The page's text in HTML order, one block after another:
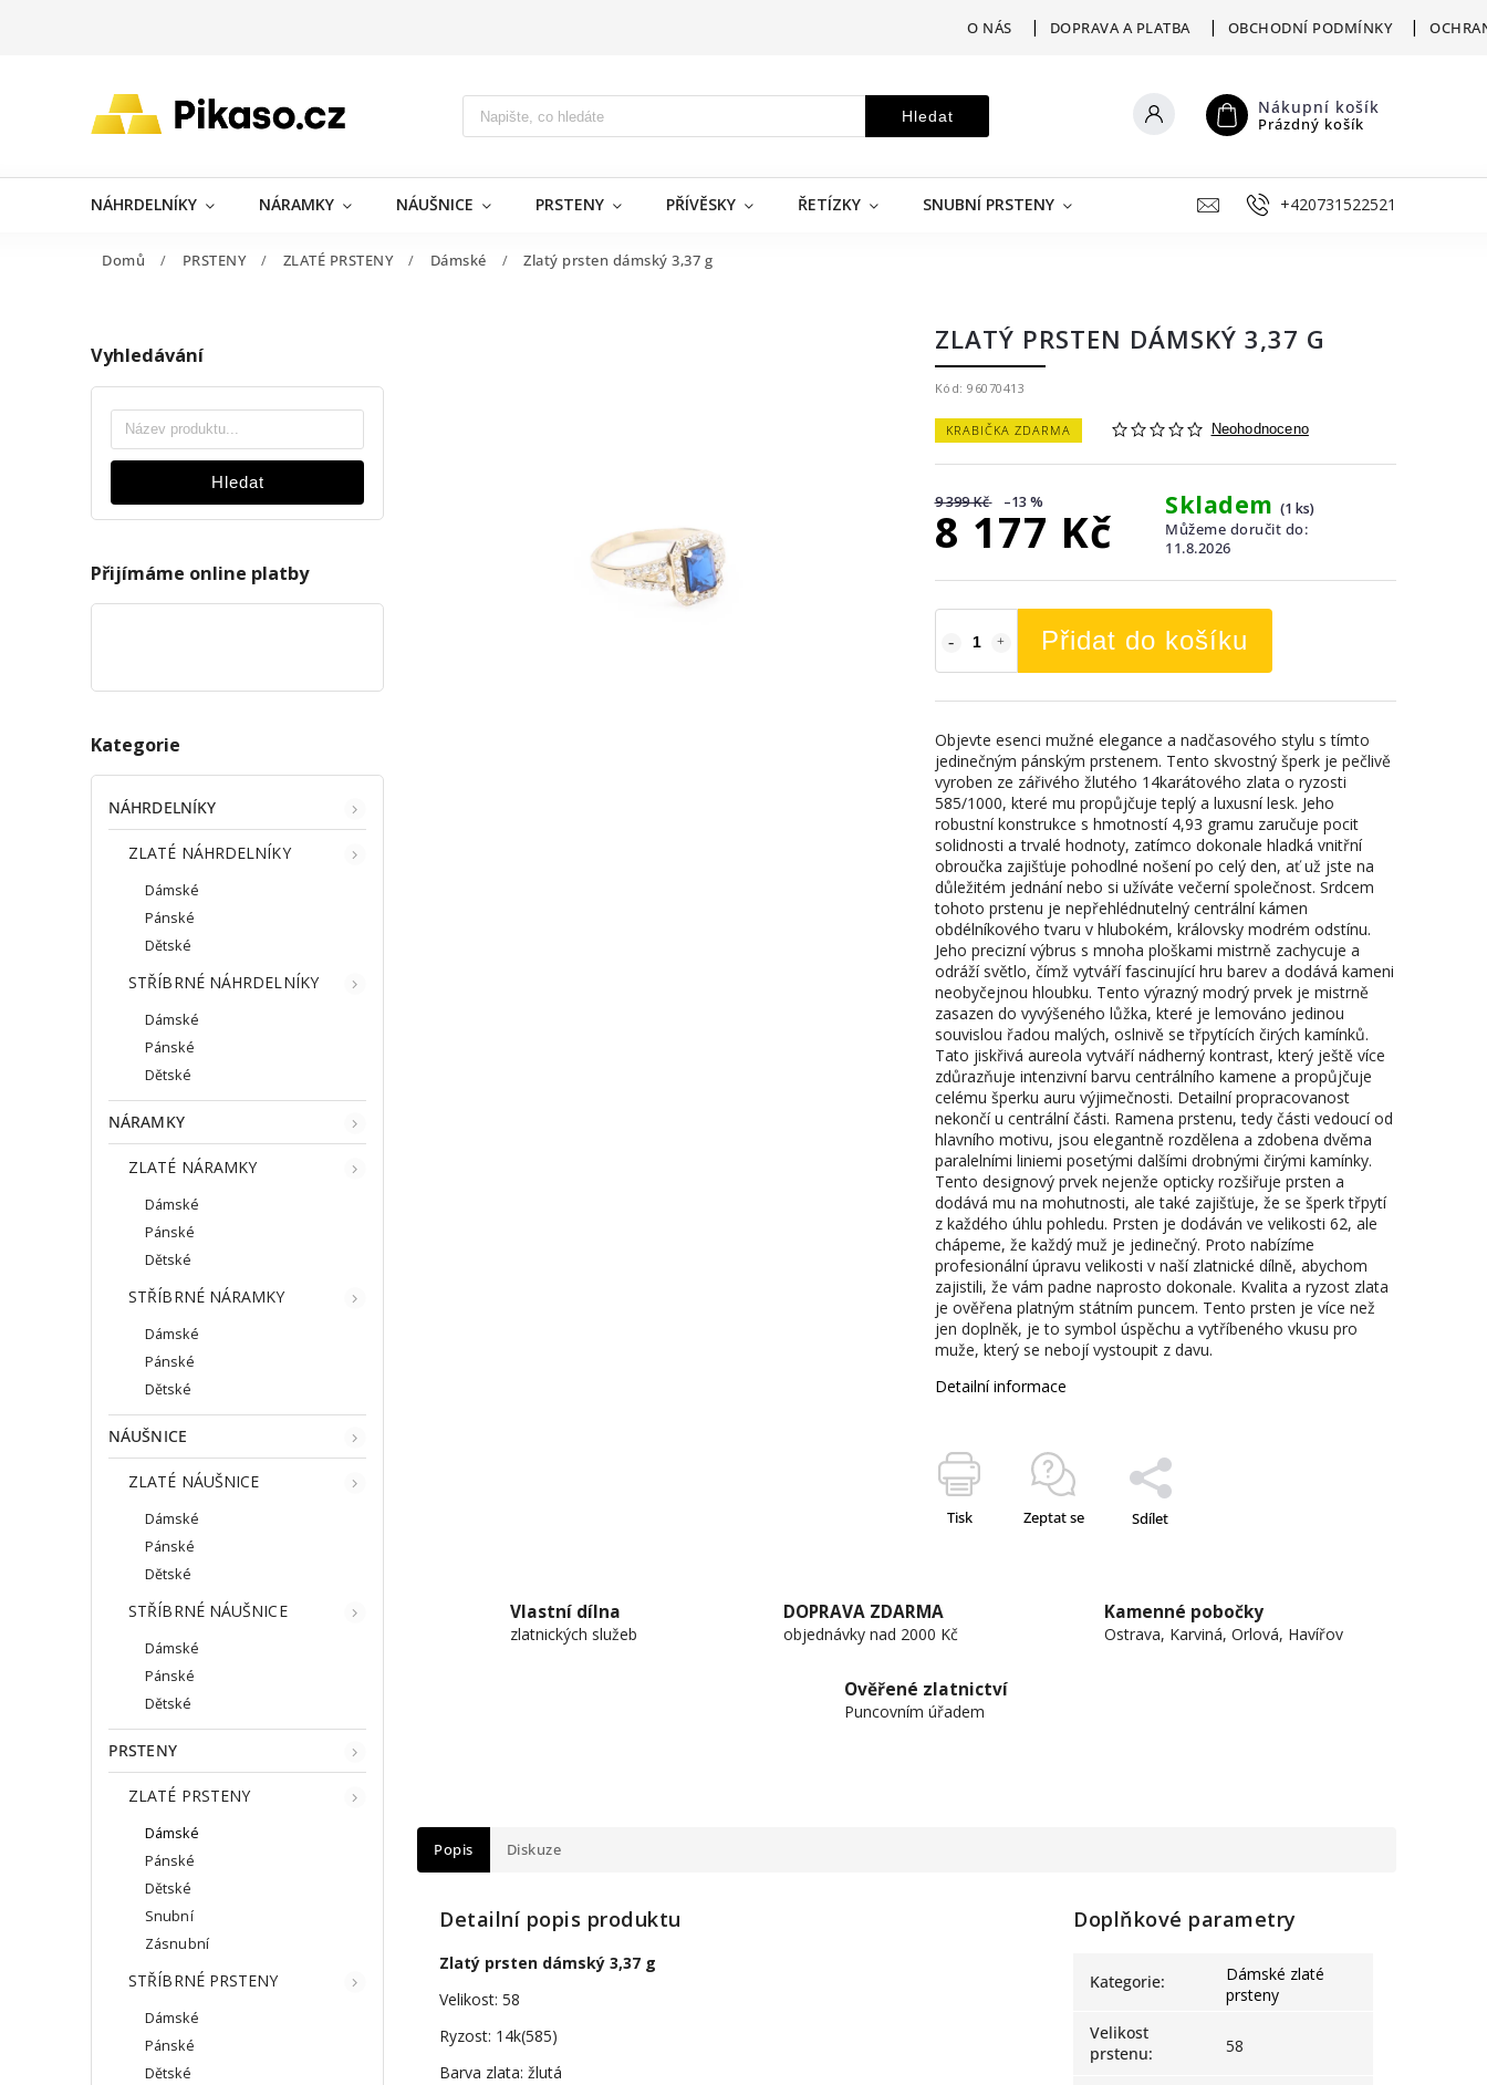
O NÁS DOPRAVA A PLATBA OBCHODNÍ PODMÍNKY
Hledat Nákupní košík
Prázdný košík
NÁHRDELNÍKY NÁRAMKY NÁUŠNICE PRSTENY PŘÍVĚSKY ŘETÍZKY SNUBNÍ PRSTENY ŠPERKY K RYTÍ VÝKUP ZLATNICKÁ
+420731522521
Domů / PRSTENY / ZLATÉ PRSTENY / Dámské / Zlatý prsten dámský 3,37 g
Vyhledávání
Hledat
Přijímáme online platby
Kategorie
NÁHRDELNÍKY
ZLATÉ NÁHRDELNÍKY
Dámské
Pánské
Dětské
STŘÍBRNÉ NÁHRDELNÍKY
Dámské
Pánské
Dětské
NÁRAMKY
ZLATÉ NÁRAMKY
Dámské
Pánské
Dětské
STŘÍBRNÉ NÁRAMKY
Dámské
Pánské
Dětské
NÁUŠNICE
ZLATÉ NÁUŠNICE
Dámské
Pánské
Dětské
STŘÍBRNÉ NÁUŠNICE
Dámské
Pánské
Dětské
PRSTENY
ZLATÉ PRSTENY
Dámské
Pánské
Dětské
Snubní
Zásnubní
STŘÍBRNÉ PRSTENY
Dámské
Pánské
Dětské
ZLATÝ PRSTEN DÁMSKÝ 3,37 G
Kód: 96070413
KRABIČKA ZDARMA Neohodnoceno
9 399 Kč –13 %
8 177 Kč Skladem(1 ks)
Můžeme doručit do:
11.8.2026
Přidat do košíku
Objevte esenci mužné elegance a nadčasového stylu s tímto
jedinečným pánským prstenem. Tento skvostný šperk je pečlivě
vyroben ze zářivého žlutého 14karátového zlata o ryzosti
585/1000, které mu propůjčuje teplý a luxusní lesk. Jeho
robustní konstrukce s hmotností 4,93 gramu zaručuje pocit
solidnosti a trvalé hodnoty, zatímco dokonale hladká vnitřní
obroučka zajišťuje pohodlné nošení po celý den, ať už jste na
důležitém jednání nebo si užíváte večerní společnost. Srdcem
tohoto prstenu je nepřehlédnutelný centrální kámen
obdélníkového tvaru v hlubokém, královsky modrém odstínu.
Jeho precizní výbrus s mnoha ploškami mistrně zachycuje a
odráží světlo, čímž vytváří fascinující hru barev a dodává kameni
neobyčejnou hloubku. Tento výrazný modrý prvek je mistrně
zasazen do vyvýšeného lůžka, které je lemováno jedinou
souvislou řadou malých, oslnivě se třpytících čirých kamínků.
Tato jiskřivá aureola vytváří nádherný kontrast, který ještě více
zdůrazňuje intenzivní barvu centrálního kamene a propůjčuje
celému šperku auru výjimečnosti. Detailní propracovanost
nekončí u centrální části. Ramena prstenu, tedy části vedoucí od
hlavního motivu, jsou elegantně rozdělena a zdobena dvěma
paralelními liniemi posetými dalšími drobnými čirými kamínky.
Tento designový prvek nejenže opticky rozšiřuje prsten a
dodává mu na mohutnosti, ale také zajišťuje, že se šperk třpytí
z každého úhlu pohledu. Prsten je dodáván ve velikosti 62, ale
chápeme, že každý muž je jedinečný. Proto nabízíme
profesionální úpravu velikosti v naší zlatnické dílně, abychom
zajistili, že vám padne naprosto dokonale. Kvalita a ryzost zlata
je ověřena platným státním puncem. Tento prsten je více než
jen doplněk, je to symbol úspěchu a vytříbeného vkusu pro
muže, který se nebojí vystoupit z davu.
Detailní informace
Tisk Zeptat se Sdílet
Vlastní dílna
zlatnických služeb
DOPRAVA ZDARMA
objednávky nad 2000 Kč
Kamenné pobočky
Ostrava, Karviná, Orlová, Havířov
Ověřené zlatnictví
Puncovním úřadem
Popis Diskuze
Detailní popis produktu
Zlatý prsten dámský 3,37 g
Velikost: 58
Ryzost: 14k(585)
Barva zlata: žlutá
Doplňkové parametry
Kategorie:
Dámské zlaté
prsteny
Velikost
prstenu: 58